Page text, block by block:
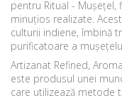
pentru Ritual -
minuțios realizate.
culturii indiene, îmbină
purificatoare a
Artizanat Refined,
este produsul unei
care utilizează metode